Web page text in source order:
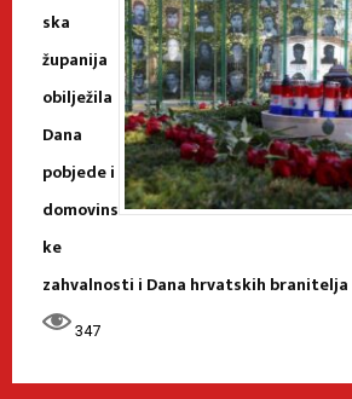
ska
županija
obilježila
Dana
pobjede i
domovins
ke
zahvalnosti i Dana hrvatskih branitelja
347